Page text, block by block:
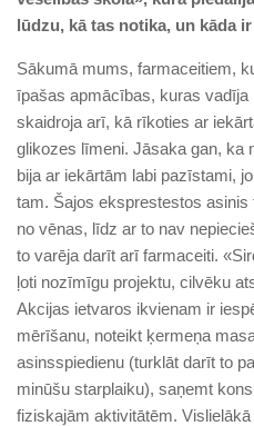
lūdzu, kā tas notika, un kāda
Sākumā mums, farmaceitiem,
īpašas apmācības, kuras
skaidroja arī, kā rīkoties ar
glikozes līmeni. Jāsaka gan, ka
bija ar iekārtām labi pazīstami,
tam. Šajos eksprestestos
no vēnas, līdz ar to nav
to varēja darīt arī farmaceiti.
ļoti nozīmīgu projektu, cilvēku
Akcijas ietvaros ikvienam ir
mērīšanu, noteikt ķermeņa
asinsspiedienu (turklāt darīt to
minūšu starplaiku), saņemt
fiziskajām aktivitātēm.